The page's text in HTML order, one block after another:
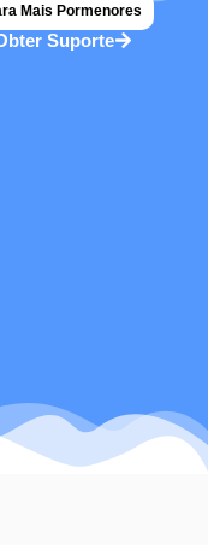
Mais Pormenores
Suporte